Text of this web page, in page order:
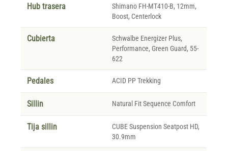
Hub trasera
Shimano FH-MT410-B, 12mm,
Boost, Centerlock
Cubierta
Schwalbe Energizer Plus,
Performance, Green Guard, 55-
622
Pedales ACID PP Trekking
Sillin Natural Fit Sequence Comfort
Tija sillin
CUBE Suspension Seatpost HD,
30.9mm